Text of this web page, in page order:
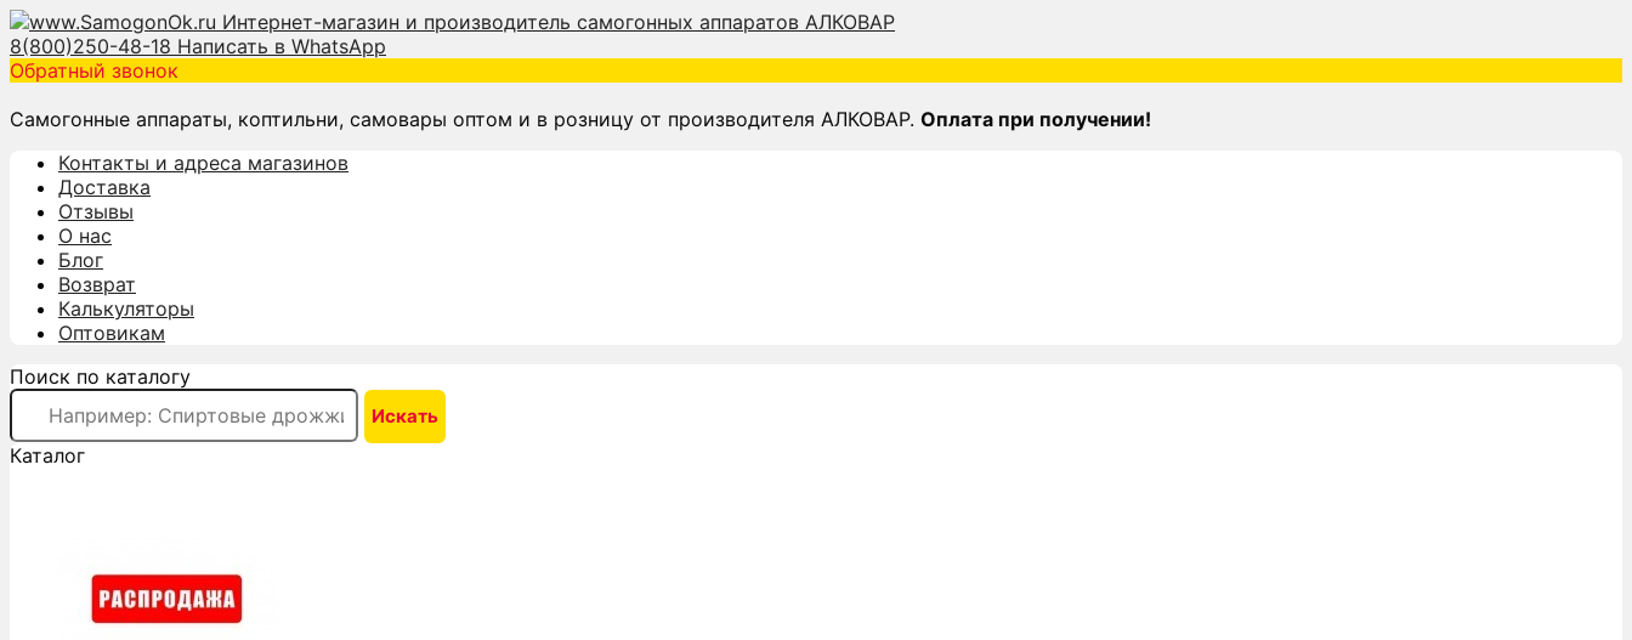
8(800)250-48-18 Написать в WhatsApp
Обратный звонок
Самогонные аппараты, коптильни, самовары оптом и в розницу от производителя АЛКОВАР. Оплата при получении!
Контакты и адреса магазинов
Доставка
Отзывы
О нас
Блог
Возврат
Калькуляторы
Оптовикам
Поиск по каталогу
Каталог